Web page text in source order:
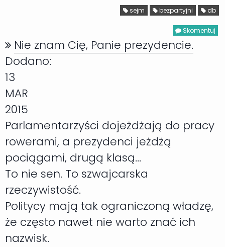
sejm bezpartyjni db
Skomentuj
Nie znam Cię, Panie prezydencie.
Dodano:
13
MAR
2015
Parlamentarzyści dojeżdżają do pracy
rowerami, a prezydenci jeżdżą
pociągami, drugą klasą...
To nie sen. To szwajcarska
rzeczywistość.
Politycy mają tak ograniczoną władzę,
że często nawet nie warto znać ich
nazwisk.